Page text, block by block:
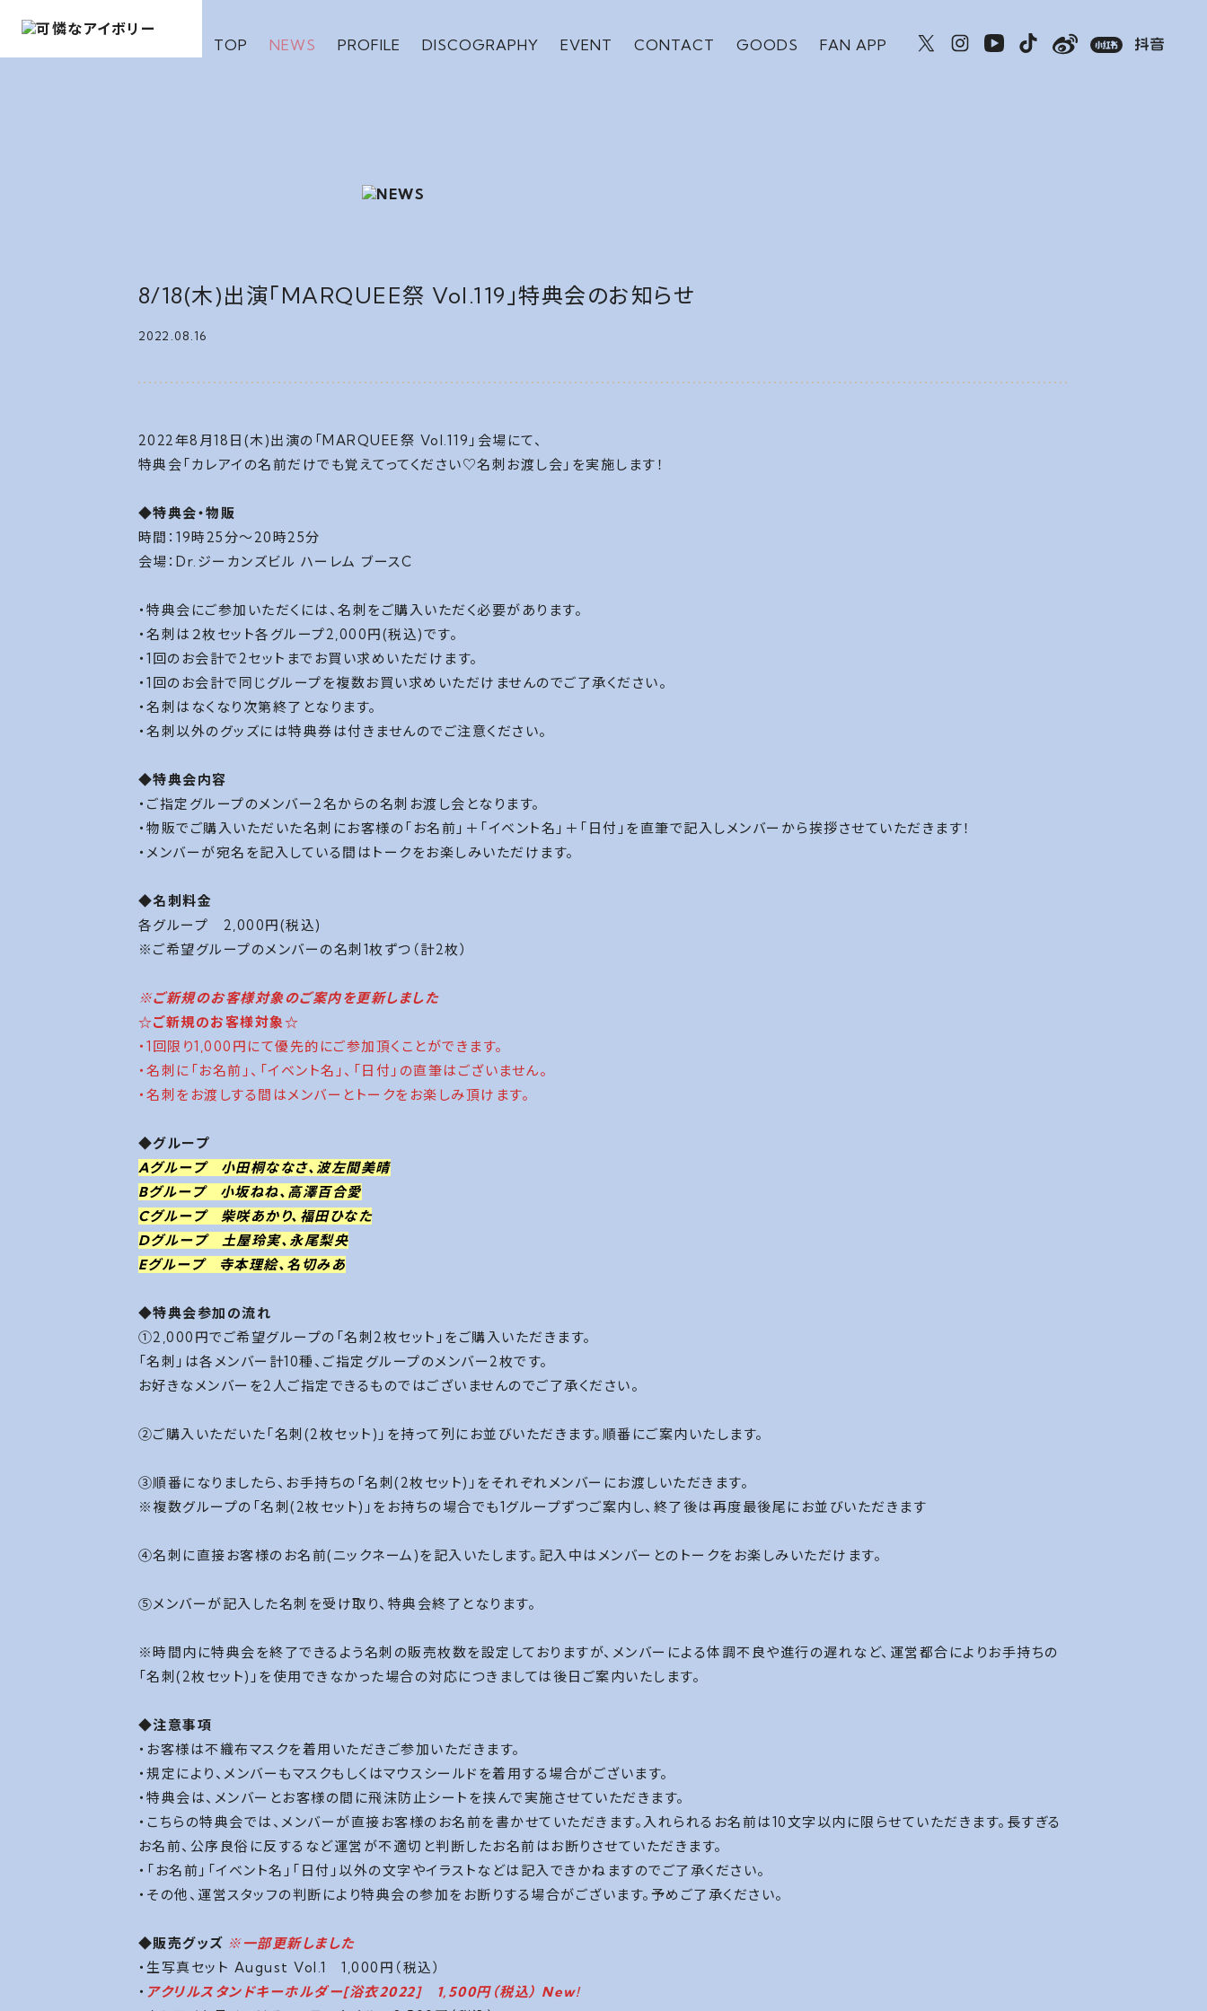
TOP NEWS PROFILE DISCOGRAPHY EVENT CONTACT GOODS FAN APP
8/18(木)出演「MARQUEE祭 Vol.119」特典会のお知らせ
2022.08.16
2022年8月18日(木)出演の「MARQUEE祭 Vol.119」会場にて、
特典会「カレアイの名前だけでも覚えてってください♡名刺お渡し会」を実施します！
◆特典会・物販
時間：19時25分～20時25分
会場：Dr.ジーカンズビル ハーレム ブースC
・特典会にご参加いただくには、名刺をご購入いただく必要があります。
・名刺は２枚セット各グループ2,000円(税込)です。
・1回のお会計で2セットまでお買い求めいただけます。
・1回のお会計で同じグループを複数お買い求めいただけませんのでご了承ください。
・名刺はなくなり次第終了となります。
・名刺以外のグッズには特典券は付きませんのでご注意ください。
◆特典会内容
・ご指定グループのメンバー2名からの名刺お渡し会となります。
・物販でご購入いただいた名刺にお客様の「お名前」＋「イベント名」＋「日付」を直筆で記入しメンバーから挨拶させていただきます！
・メンバーが宛名を記入している間はトークをお楽しみいただけます。
◆名刺料金
各グループ 2,000円(税込)
※ご希望グループのメンバーの名刺1枚ずつ（計2枚）
※ご新規のお客様対象のご案内を更新しました
☆ご新規のお客様対象☆
・1回限り1,000円にて優先的にご参加頂くことができます。
・名刺に「お名前」、「イベント名」、「日付」の直筆はございません。
・名刺をお渡しする間はメンバーとトークをお楽しみ頂けます。
◆グループ
Aグループ 小田桐ななさ、 波左間美晴
Bグループ 小坂ねね、 高澤百合愛
Cグループ 柴咲あかり、 福田ひなた
Dグループ 土屋玲実、 永尾梨央
Eグループ 寺本理絵、 名切みあ
◆特典会参加の流れ
①2,000円でご希望グループの「名刺2枚セット」をご購入いただきます。
「名刺」は各メンバー計10種、ご指定グループのメンバー2枚です。
お好きなメンバーを2人ご指定できるものではございませんのでご了承ください。
②ご購入いただいた「名刺(2枚セット)」を持って列にお並びいただきます。順番にご案内いたします。
③順番になりましたら、お手持ちの「名刺(2枚セット)」をそれぞれメンバーにお渡しいただきます。
※複数グループの「名刺(2枚セット)」をお持ちの場合でも1グループずつご案内し、終了後は再度最後尾にお並びいただきます
④名刺に直接お客様のお名前(ニックネーム)を記入いたします。記入中はメンバーとのトークをお楽しみいただけます。
⑤メンバーが記入した名刺を受け取り、特典会終了となります。
※時間内に特典会を終了できるよう名刺の販売枚数を設定しておりますが、メンバーによる体調不良や進行の遅れなど、運営都合によりお手持ちの
「名刺(2枚セット)」を使用できなかった場合の対応につきましては後日ご案内いたします。
◆注意事項
・お客様は不織布マスクを着用いただきご参加いただきます。
・規定により、メンバーもマスクもしくはマウスシールドを着用する場合がございます。
・特典会は、メンバーとお客様の間に飛沫防止シートを挟んで実施させていただきます。
・こちらの特典会では、メンバーが直接お客様のお名前を書かせていただきます。入れられるお名前は10文字以内に限らせていただきます。長すぎる
お名前、公序良俗に反するなど運営が不適切と判断したお名前はお断りさせていただきます。
・「お名前」「イベント名」「日付」以外の文字やイラストなどは記入できかねますのでご了承ください。
・その他、運営スタッフの判断により特典会の参加をお断りする場合がございます。予めご了承ください。
◆販売グッズ ※一部更新しました
・生写真セット August Vol.1 1,000円（税込）
・ アクリルスタンドキーホルダー[浴衣2022] 1,500円（税込） New!